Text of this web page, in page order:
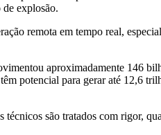
explosão.
remota em tempo real,
aproximadamente 146
potencial para gerar até 12,6
são tratados com rigor,